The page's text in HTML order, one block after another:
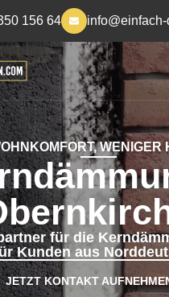
156 64
WENIGER
für die
Kunden aus
JETZT KONTAKT